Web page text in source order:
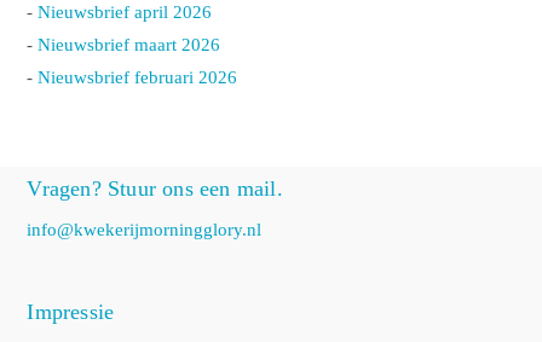
-Nieuwsbrief april 2026
-Nieuwsbrief maart 2026
-Nieuwsbrief februari 2026
Vragen? Stuur ons een mail.
info@kwekerijmorningglory.nl
Impressie